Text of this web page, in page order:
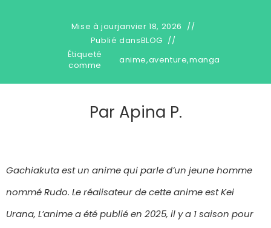
Mise à jourjanvier 18, 2026
Publié dansBLOG
Étiqueté
comme
anime,aventure,manga
Par Apina P.
Gachiakuta est un anime qui parle d’un jeune homme
nommé Rudo. Le réalisateur de cette anime est Kei
Urana, L’anime a été publié en 2025, il y a 1 saison pour